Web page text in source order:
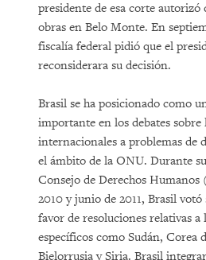
presidente de esa corte autorizó
obras en Belo Monte. En
fiscalía federal pidió que el
reconsiderara su decisión.
Brasil se ha posicionado como
importante en los debates sobre
internacionales a problemas de
el ámbito de la ONU. Durante
Consejo de Derechos
2010 y junio de 2011, Brasil
favor de resoluciones relativas a
específicos como Sudán, Corea
Bielorrusia y Siria. Brasil